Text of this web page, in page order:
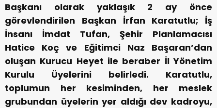
Başkanı olarak yaklaşık 2 ay önce
görevlendirilen Başkan İrfan Karatutlu; İş
İnsanı İmdat Tufan, Şehir Planlamacısı
Hatice Koç ve Eğitimci Naz Başaran’dan
oluşan Kurucu Heyet ile beraber İl Yönetim
Kurulu Üyelerini belirledi. Karatutlu,
toplumun her kesiminden, her meslek
grubundan üyelerin yer aldığı dev kadroyu,